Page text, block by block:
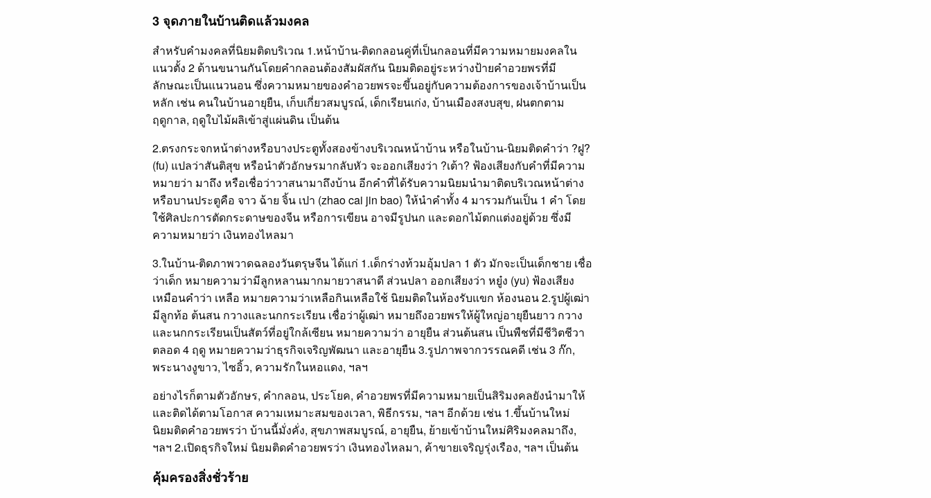
3 จุดภายในบ้านติดแล้วมงคล
สำหรับคำมงคลที่นิยมติดบริเวณ 1.หน้าบ้าน-ติดกลอนคู่ที่เป็นกลอนที่มีความหมายมงคลใน
แนวตั้ง 2 ด้านขนานกันโดยคำกลอนต้องสัมผัสกัน นิยมติดอยู่ระหว่างป้ายคำอวยพรที่มี
ลักษณะเป็นแนวนอน ซึ่งความหมายของคำอวยพรจะขึ้นอยู่กับความต้องการของเจ้าบ้านเป็น
หลัก เช่น คนในบ้านอายุยืน, เก็บเกี่ยวสมบูรณ์, เด็กเรียนเก่ง, บ้านเมืองสงบสุข, ฝนตกตาม
ฤดูกาล, ฤดูใบไม้ผลิเข้าสู่แผ่นดิน เป็นต้น
2.ตรงกระจกหน้าต่างหรือบางประตูทั้งสองข้างบริเวณหน้าบ้าน หรือในบ้าน-นิยมติดคำว่า ?ฝู?
(fu) แปลว่าสันติสุข หรือนำตัวอักษรมากลับหัว จะออกเสียงว่า ?เต้า? ฟ้องเสียงกับคำที่มีความ
หมายว่า มาถึง หรือเชื่อว่าวาสนามาถึงบ้าน อีกคำที่ได้รับความนิยมนำมาติดบริเวณหน้าต่าง
หรือบานประตูคือ จาว ฉ้าย จิ้น เปา (zhao cai jin bao) ให้นำคำทั้ง 4 มารวมกันเป็น 1 คำ โดย
ใช้ศิลปะการตัดกระดาษของจีน หรือการเขียน อาจมีรูปนก และดอกไม้ตกแต่งอยู่ด้วย ซึ่งมี
ความหมายว่า เงินทองไหลมา
3.ในบ้าน-ติดภาพวาดฉลองวันตรุษจีน ได้แก่ 1.เด็กร่างท้วมอุ้มปลา 1 ตัว มักจะเป็นเด็กชาย เชื่อ
ว่าเด็ก หมายความว่ามีลูกหลานมากมายวาสนาดี ส่วนปลา ออกเสียงว่า หยู๋ง (yu) ฟ้องเสียง
เหมือนคำว่า เหลือ หมายความว่าเหลือกินเหลือใช้ นิยมติดในห้องรับแขก ห้องนอน 2.รูปผู้เฒ่า
มีลูกท้อ ต้นสน กวางและนกกระเรียน เชื่อว่าผู้เฒ่า หมายถึงอวยพรให้ผู้ใหญ่อายุยืนยาว กวาง
และนกกระเรียนเป็นสัตว์ที่อยู่ใกล้เซียน หมายความว่า อายุยืน ส่วนต้นสน เป็นพืชที่มีชีวิตชีวา
ตลอด 4 ฤดู หมายความว่าธุรกิจเจริญพัฒนา และอายุยืน 3.รูปภาพจากวรรณคดี เช่น 3 ก๊ก,
พระนางงูขาว, ไซอิ้ว, ความรักในหอแดง, ฯลฯ
อย่างไรก็ตามตัวอักษร, คำกลอน, ประโยค, คำอวยพรที่มีความหมายเป็นสิริมงคลยังนำมาให้
และติดได้ตามโอกาส ความเหมาะสมของเวลา, พิธีกรรม, ฯลฯ อีกด้วย เช่น 1.ขึ้นบ้านใหม่
นิยมติดคำอวยพรว่า บ้านนี้มั่งคั่ง, สุขภาพสมบูรณ์, อายุยืน, ย้ายเข้าบ้านใหม่ศิริมงคลมาถึง,
ฯลฯ 2.เปิดธุรกิจใหม่ นิยมติดคำอวยพรว่า เงินทองไหลมา, ค้าขายเจริญรุ่งเรือง, ฯลฯ เป็นต้น
คุ้มครองสิ่งชั่วร้าย